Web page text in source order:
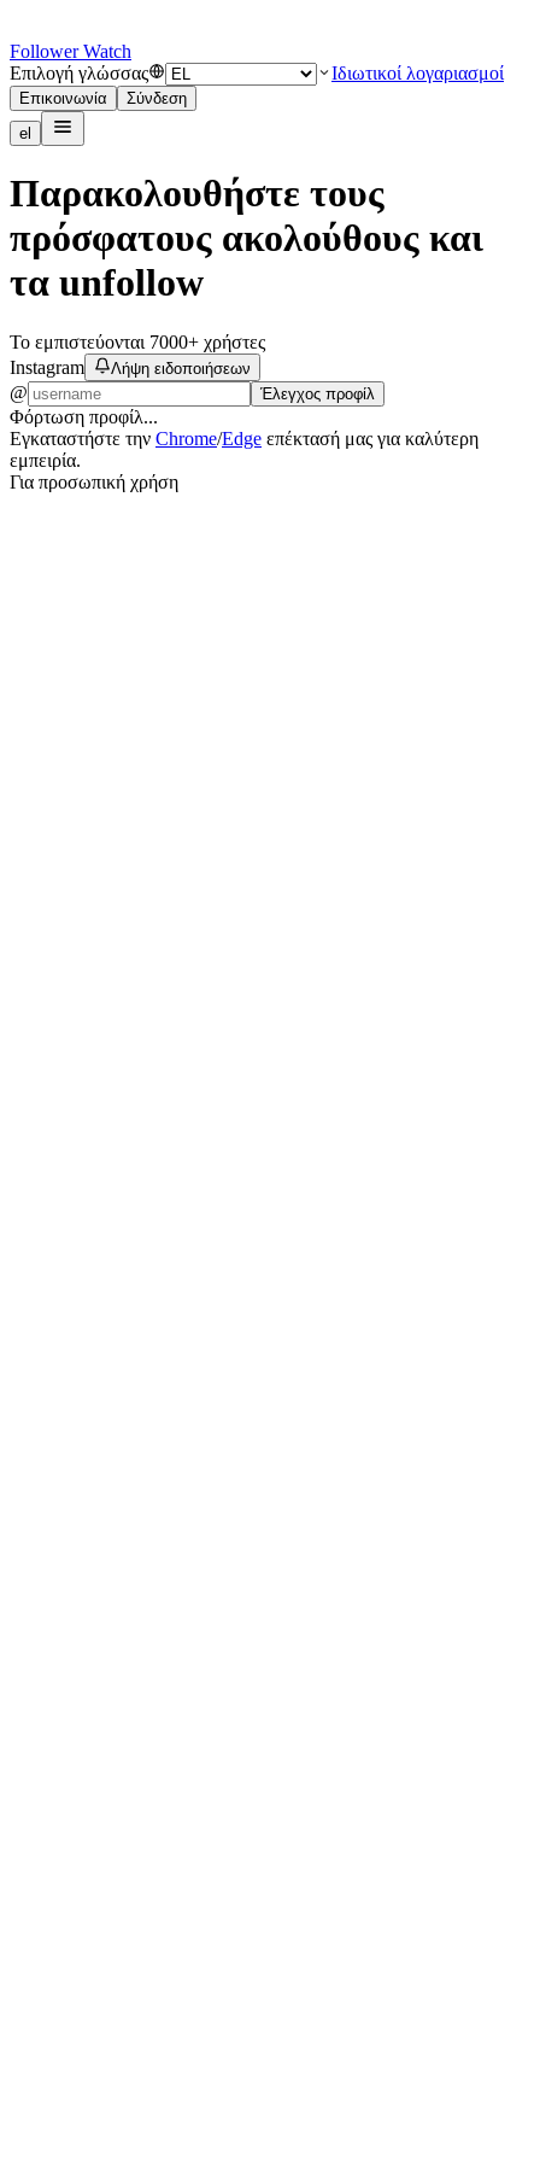
Follower Watch
Επιλογή γλώσσας
Ιδιωτικοί λογαριασμοί
Επικοινωνία
Σύνδεση
el
Παρακολουθήστε τους
πρόσφατους ακολούθους και
τα unfollow
Το εμπιστεύονται 7000+ χρήστες
Instagram
Λήψη ειδοποιήσεων
@ Έλεγχος προφίλ
Φόρτωση προφίλ...
Εγκαταστήστε την Chrome/Edge επέκτασή μας για καλύτερη
εμπειρία.
Για προσωπική χρήση